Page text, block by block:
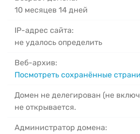
10 месяцев 14 дней
IP-адрес сайта:
не удалось определить
Веб-архив:
Посмотреть сохранённые
Домен не делегирован (не
не открывается.
Администратор домена: